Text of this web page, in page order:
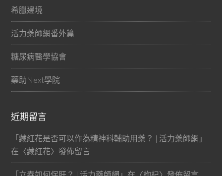
希臘邊境
活力藥師網番外篇
糖尿病醫學協會
藥助Next學院
近期留言
「藏紅花是否可以作為精神科輔助用藥？ | 活力藥師網 」
在〈藏紅花〉發佈留言